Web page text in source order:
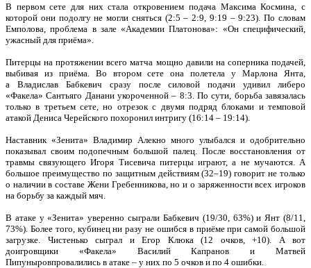
В первом сете для них стала откровением подача Максима Космина, с
которой они подолгу не могли сняться (2:5 – 2:9, 9:19 – 9:23). По словам
Емполова, проблема в зале «Академии Платонова»: «Он специфический,
ужасный для приёма».
Питерцы на протяжении всего матча мощно давили на соперника подачей,
выбивая из приёма. Во втором сете она полетела у Марлона Янта,
а Владислав Бабкевич сразу после силовой подачи удивил либеро
«Факела» Сантьяго Данани укороченной – 8:3. По сути, борьба завязалась
только в третьем сете, но отрезок с двумя подряд блоками и темповой
атакой Дениса Черейского похоронил интригу (16:14 – 19:14).
Наставник «Зенита» Владимир Алекно много улыбался и одобрительно
показывал своим подопечным большой палец. После восстановления от
травмы связующего Игоря Тисевича питерцы играют, а не мучаются. А
большое преимущество по защитным действиям (32–19) говорит не только
о наличии в составе Жени Гребенникова, но и о заряженности всех игроков
на борьбу за каждый мяч.
В атаке у «Зенита» уверенно сыграли Бабкевич (19/30, 63%) и Янт (8/11,
73%). Более того, кубинец ни разу не ошибся в приёме при самой большой
загрузке. Чистенько сыграл и Егор Клюка (12 очков, +10). А вот
доигровщики «Факела» Василий Капранов и Матвей
Пипуныровпровалились в атаке – у них по 5 очков и по 4 ошибки.